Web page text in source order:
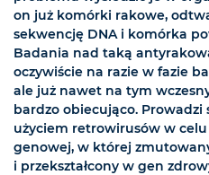
on już komórki rakowe,
sekwencję DNA i komórka
Badania nad taką
oczywiście na razie w fazie
ale już nawet na tym
bardzo obiecująco. Prowadzi
użyciem retrowirusów w
genowej, w której
i przekształcony w gen